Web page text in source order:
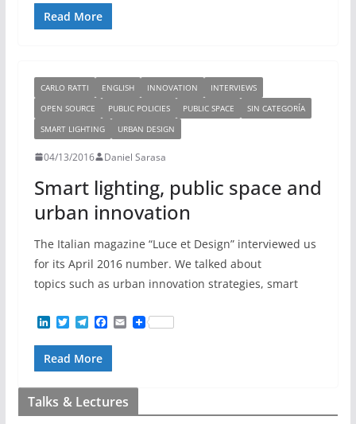
n
k
e
i
t
t
l
e
g
c
b
Read More
CARLO RATTI ENGLISH INNOVATION
INTERVIEWS
OPEN SOURCE
PUBLIC POLICIES PUBLIC SPACE
SIN CATEGORÍA
SMART LIGHTING
URBAN DESIGN
04/13/2016 Daniel Sarasa
Smart lighting, public space and
urban innovation
The Italian magazine “Luce et Design” interviewed us
for its April 2016 number. We talked about
topics such as urban innovation strategies, smart
L
i
n
k
e
d
I
n
T
w
i
t
t
e
r
T
e
l
e
g
r
a
m
F
a
c
b
o
o
k
E
m
Read More
Talks & Lectures